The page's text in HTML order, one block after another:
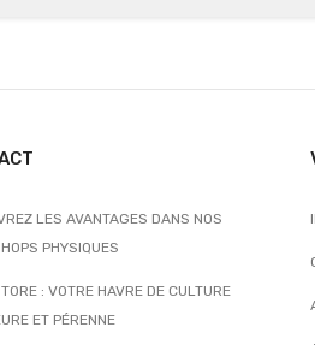
LES AVANTAGES DANS NOS
PHYSIQUES
: VOTRE HAVRE DE CULTURE
ET PÉRENNE